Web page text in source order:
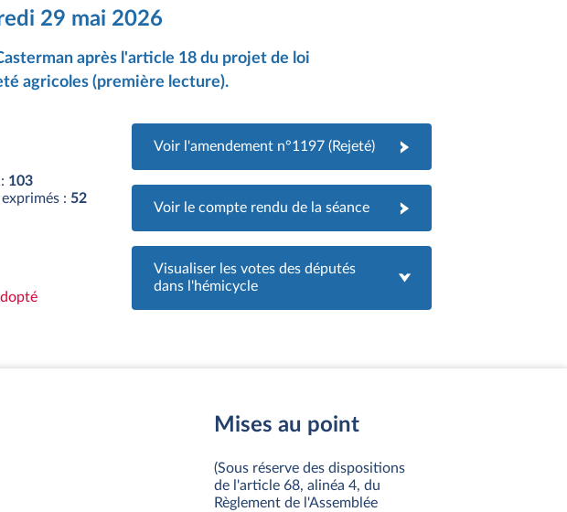
29 mai 2026
après l'article 18 du projet de loi
agricoles (première lecture).
103
: 52
Voir l'amendement n°1197 (Rejeté)
Voir le compte rendu de la séance
Visualiser les votes des députés
dans l'hémicycle
Mises au point
(Sous réserve des dispositions
de l'article 68, alinéa 4, du
Règlement de l'Assemblée